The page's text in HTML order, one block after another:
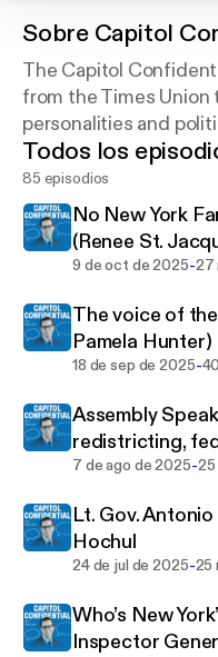
Sobre Capitol
The Capitol
from the Times
personalities and
government.
Todos los
85 episodios
No New York
(Renee St.
9 de oct de 2025-27
The voice of
Pamela Hunter)
18 de sep de 2025-
Assembly
redistricting,
tour
7 de ago de 2025-25
Lt. Gov.
Hochul
24 de jul de 2025-25
Who’s New
Inspector